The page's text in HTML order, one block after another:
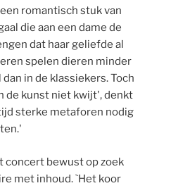
romantisch stuk van
die aan een dame de
dat haar geliefde al
spelen dieren minder
in de klassiekers. Toch
de kunst niet kwijt', denkt
sterke metaforen nodig
concert bewust op zoek
met inhoud. `Het koor